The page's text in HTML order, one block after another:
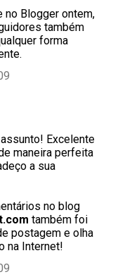
no Blogger ontem,
também
forma
Excelente
maneira perfeita
a sua
no blog
também foi
postagem e olha
na Internet!